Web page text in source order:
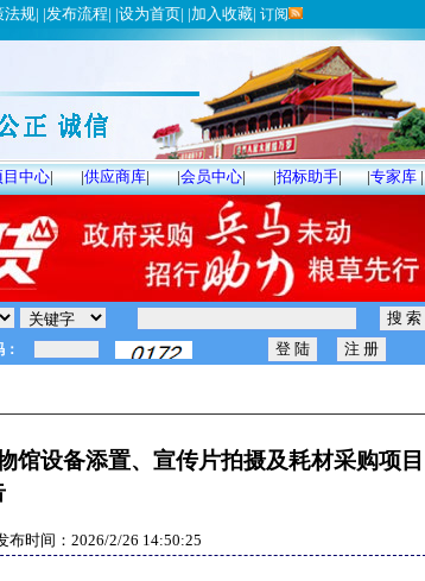
法规| |发布流程| |设为首页| |加入收藏| 订阅
目中心| |供应商库| |会员中心| |招标助手| |专家库|
馆设备添置、宣传片拍摄及耗材采购项目
布时间： 2026/2/26 14:50:25